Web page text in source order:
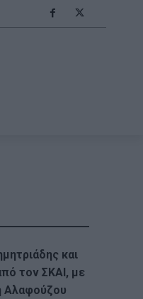
και
τον ΣΚΑΙ, με
Αλαφούζου